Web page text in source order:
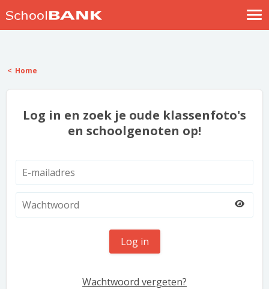
Help
Home
Log in en zoek je oude klassenfoto's
en schoolgenoten op!
Log in
Wachtwoord vergeten?